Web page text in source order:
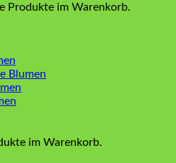
Produkte im Warenkorb.
im Warenkorb.
Blumen